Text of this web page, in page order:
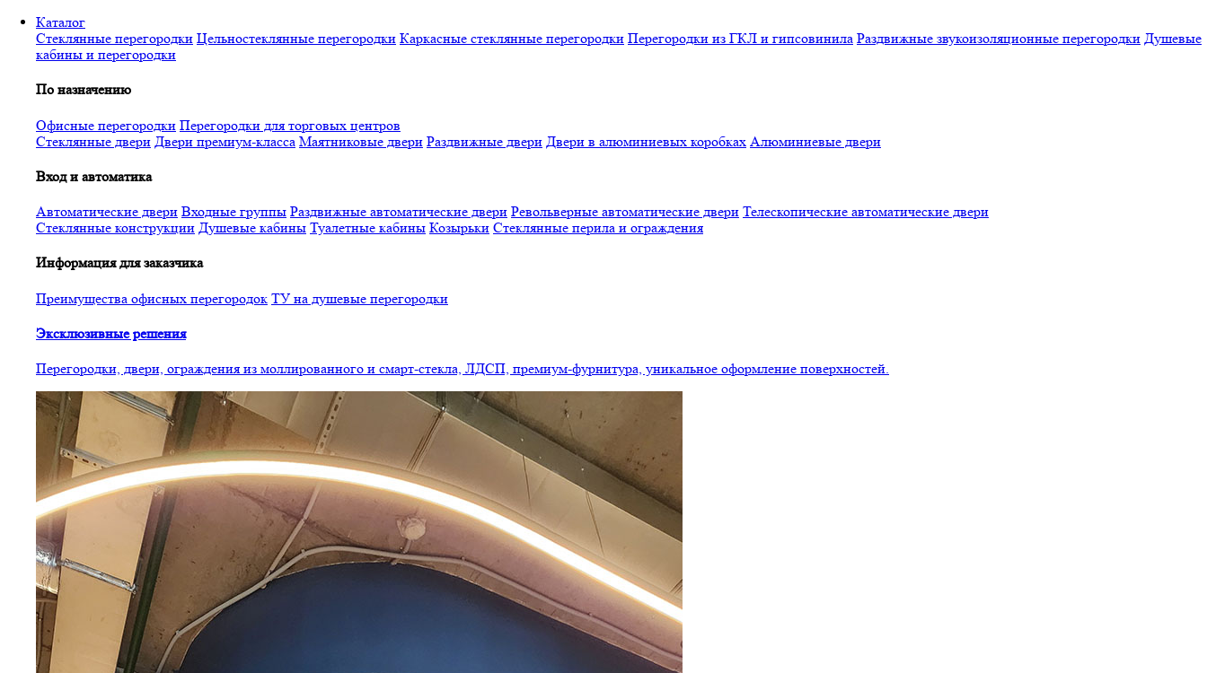
Перейти
основному
Каталог
Стеклянные перегородки Цельностеклянные перегородки Каркасные стеклянные перегородки Перегородки из ГКЛ и гипсовинила Раздвижные звукоизоляционные перегородки Душевые
кабины и перегородки
По назначению
Офисные перегородки Перегородки для торговых центров
Стеклянные двери Двери премиум-класса Маятниковые двери Раздвижные двери Двери в алюминиевых коробках Алюминиевые двери
Вход и автоматика
Автоматические двери Входные группы Раздвижные автоматические двери Револьверные автоматические двери Телескопические автоматические двери
Стеклянные конструкции Душевые кабины Туалетные кабины Козырьки Стеклянные перила и ограждения
Информация для заказчика
Преимущества офисных перегородок ТУ на душевые перегородки
Эксклюзивные решения
Перегородки, двери, ограждения из моллированного и смарт-стекла, ЛДСП, премиум-фурнитура, уникальное оформление поверхностей.